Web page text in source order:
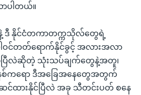
ပါတယ်။
ဒီ နိုင်ငံတကာတက္ကသိုလ်တွေရဲ့
ဝင်တတ်ရောက်နိုင်ခွင့် အလားအလာ
ြီလဲဆိုတဲ့ သုံးသပ်ချက်တွေနဲ့အတူ၊
စနစ်ကရော ဒီအခြေအနေတွေအတွက်
ထားနိုင်ပြီလဲ အခု သီတင်းပတ် စနေ